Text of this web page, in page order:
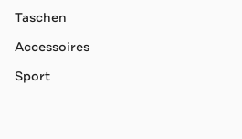
Taschen
Accessoires
Sport